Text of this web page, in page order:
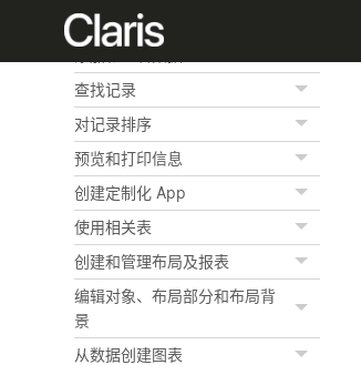
FileMaker Pro 基础
查找记录
对记录排序
预览和打印信息
创建定制化 App
使用相关表
创建和管理布局及报表
编辑对象、布局部分和布局背
景
从数据创建图表